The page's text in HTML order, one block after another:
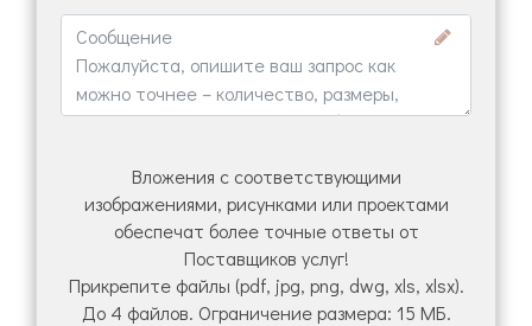
Вложения с соответствующими
изображениями, рисунками или проектами
обеспечат более точные ответы от
Поставщиков услуг!
Прикрепите файлы (pdf, jpg, png, dwg, xls, xlsx).
До 4 файлов. Ограничение размера: 15 МБ.